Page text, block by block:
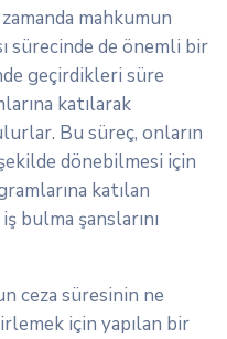
mahkumun
sürecinde de önemli bir
geçirdikleri süre
katılarak
Bu süreç, onların
dönebilmesi için
katılan
bulma şanslarını
ceza süresinin ne
için yapılan bir